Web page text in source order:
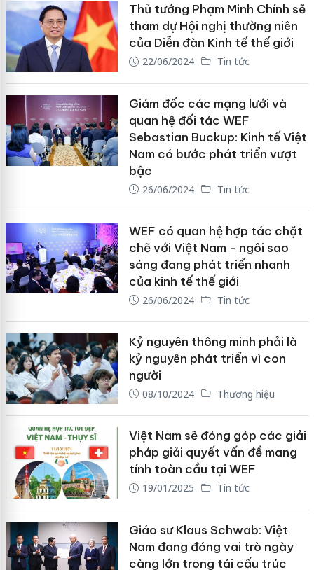
Thủ tướng Phạm Minh Chính sẽ
tham dự Hội nghị thường niên
của Diễn đàn Kinh tế thế giới
22/06/2024 Tin tức
Giám đốc các mạng lưới và
quan hệ đối tác WEF
Sebastian Buckup: Kinh tế Việt
Nam có bước phát triển vượt
bậc
26/06/2024 Tin tức
WEF có quan hệ hợp tác chặt
chẽ với Việt Nam - ngôi sao
sáng đang phát triển nhanh
của kinh tế thế giới
26/06/2024 Tin tức
Kỷ nguyên thông minh phải là
kỷ nguyên phát triển vì con
người
08/10/2024 Thương hiệu
Việt Nam sẽ đóng góp các giải
pháp giải quyết vấn đề mang
tính toàn cầu tại WEF
19/01/2025 Tin tức
Giáo sư Klaus Schwab: Việt
Nam đang đóng vai trò ngày
càng lớn trong tái cấu trúc